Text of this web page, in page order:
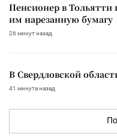
Пенсионер в
им нарезанную бумагу
26 минут назад
В Свердловской
41 минута назад